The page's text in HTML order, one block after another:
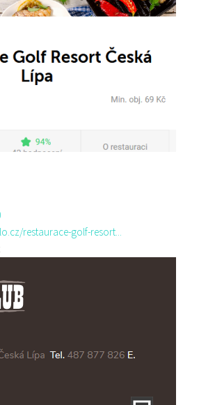
restaurace-golf-resort...